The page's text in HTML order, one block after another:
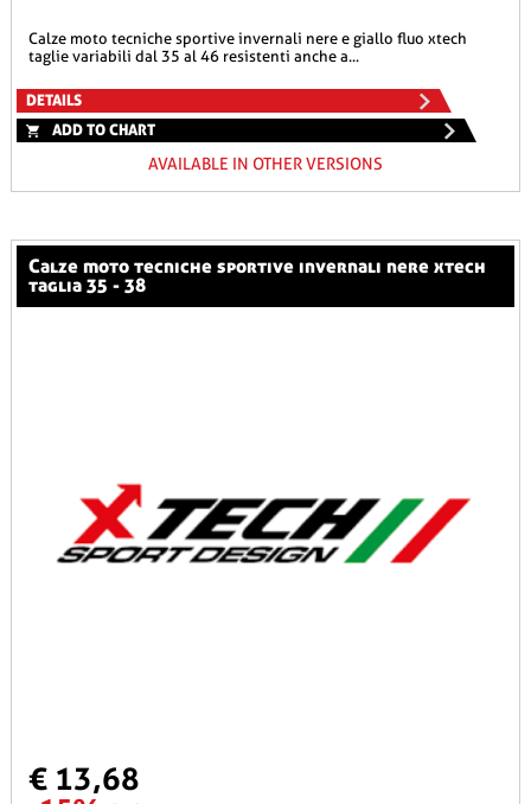
calze moto tecniche sportive invernali nere e giallo fluo xtech
taglie variabili dal 35 al 46 resistenti anche a...
DETAILS
ADD TO CHART
AVAILABLE IN OTHER VERSIONS
calze moto tecniche sportive invernali nere xtech
taglia 35 - 38
€ 13,68